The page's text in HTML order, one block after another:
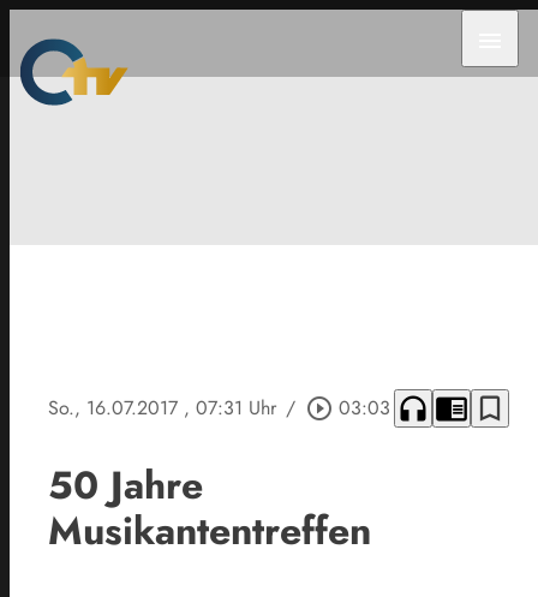
So., 16.07.2017 , 07:31 Uhr / play_circle_outline 03:03 headphones chrome_reader_mode bookmark_border
50 Jahre
Musikantentreffen